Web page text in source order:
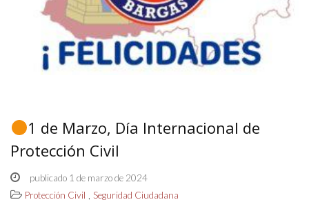
1 de Marzo, Día Internacional de
Protección Civil
publicado 1 de marzo de 2024
Protección Civil , Seguridad Ciudadana